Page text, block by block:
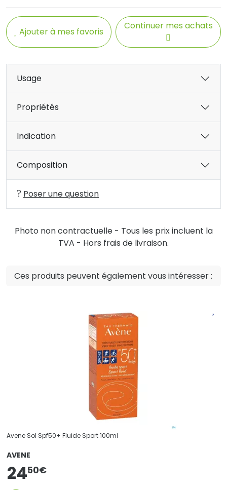
Ajouter à mes favoris
Continuer mes achats
Usage
Propriétés
Indication
Composition
Poser une question
Photo non contractuelle - Tous les prix incluent la
TVA - Hors frais de livraison.
Ces produits peuvent également vous intéresser :
Avene Sol Spf50+ Fluide Sport 100ml
AVENE
2450€